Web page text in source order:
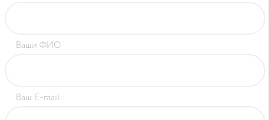
Ваши ФИО
Ваш E-mail